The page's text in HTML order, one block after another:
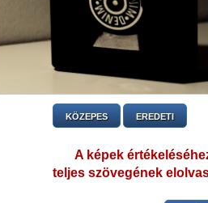
KÖZEPES EREDETI
A képek
teljes szövegének